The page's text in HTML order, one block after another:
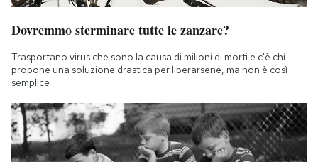
Dovremmo sterminare tutte le zanzare?
Trasportano virus che sono la causa di milioni di morti e c'è chi
propone una soluzione drastica per liberarsene, ma non è così
semplice